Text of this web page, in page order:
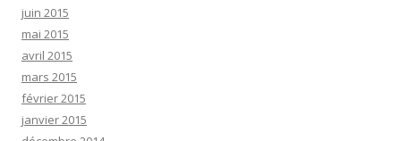
juin 2015
mai 2015
avril 2015
mars 2015
février 2015
janvier 2015